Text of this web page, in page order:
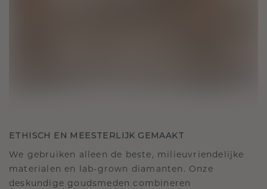
ETHISCH EN MEESTERLIJK GEMAAKT
We gebruiken alleen de beste, milieuvriendelijke
materialen en lab-grown diamanten. Onze
deskundige goudsmeden combineren